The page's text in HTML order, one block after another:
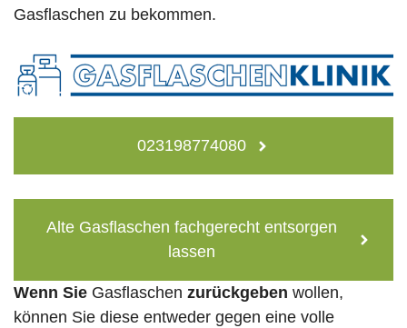
Gasflaschen zu bekommen.
023198774080
Alte Gasflaschen fachgerecht entsorgen
lassen
Wenn Sie Gasflaschen zurückgeben wollen,
können Sie diese entweder gegen eine volle